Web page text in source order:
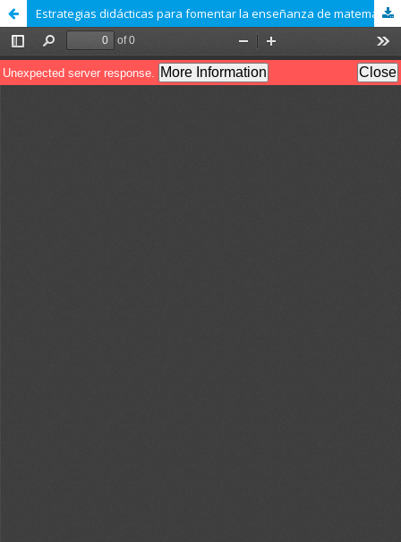
Estrategias didácticas para fomentar la enseñanza de matemáticas en los estudiantes de séptimo grado